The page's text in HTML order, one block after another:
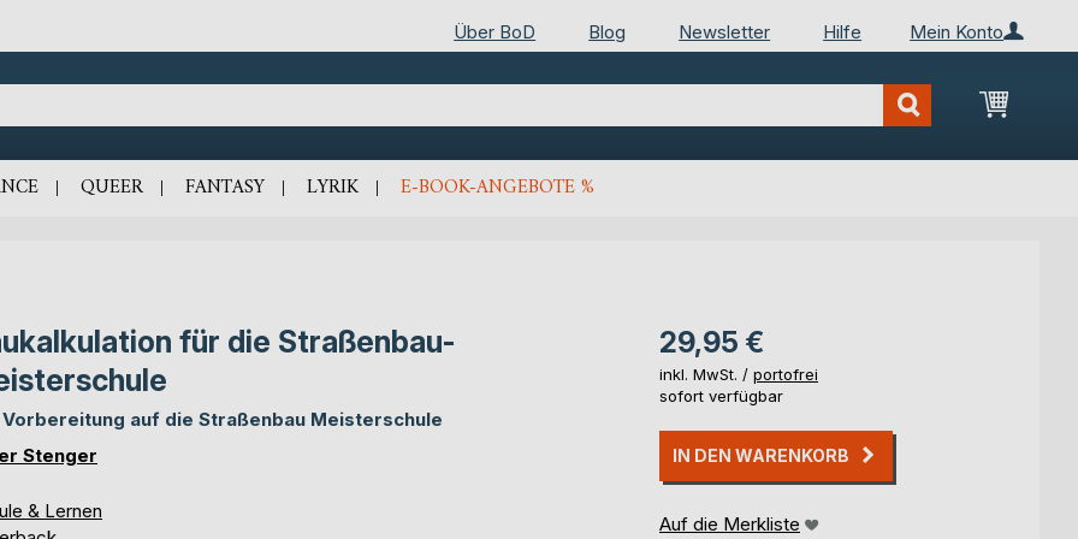
Mein Konto
Über BoD Blog Newsletter Hilfe
Mein
QUEER FANTASY LYRIK E-BOOK-ANGEBOTE %
für die Straßenbau-
Vorbereitung auf die Straßenbau Meisterschule
Stenger
& Lernen
29,95 €
inkl. MwSt. / portofrei
sofort verfügbar
IN DEN WARENKORB
Auf die Merkliste